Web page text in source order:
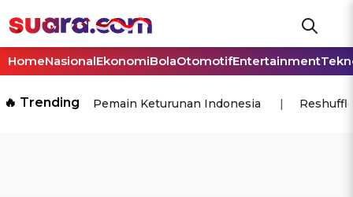
HomeNasionalEkonomiBolaOtomotifEntertainment
🔥 Trending Pemain Keturunan Indonesia